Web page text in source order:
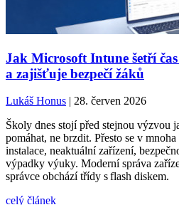
Jak Microsoft Intune šetří
a zajišťuje bezpečí žáků
Lukáš Honus | 28. červen 2026
Školy dnes stojí před stejnou výzvou
pomáhat, ne brzdit. Přesto se v
instalace, neaktuální zařízení,
výpadky výuky. Moderní správa
správce obchází třídy s flash diskem.
celý článek